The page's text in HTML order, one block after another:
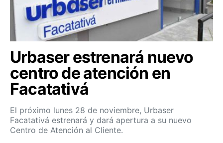
Urbaser estrenará nuevo
centro de atención en
Facatativá
El próximo lunes 28 de noviembre, Urbaser
Facatativá estrenará y dará apertura a su nuevo
Centro de Atención al Cliente.